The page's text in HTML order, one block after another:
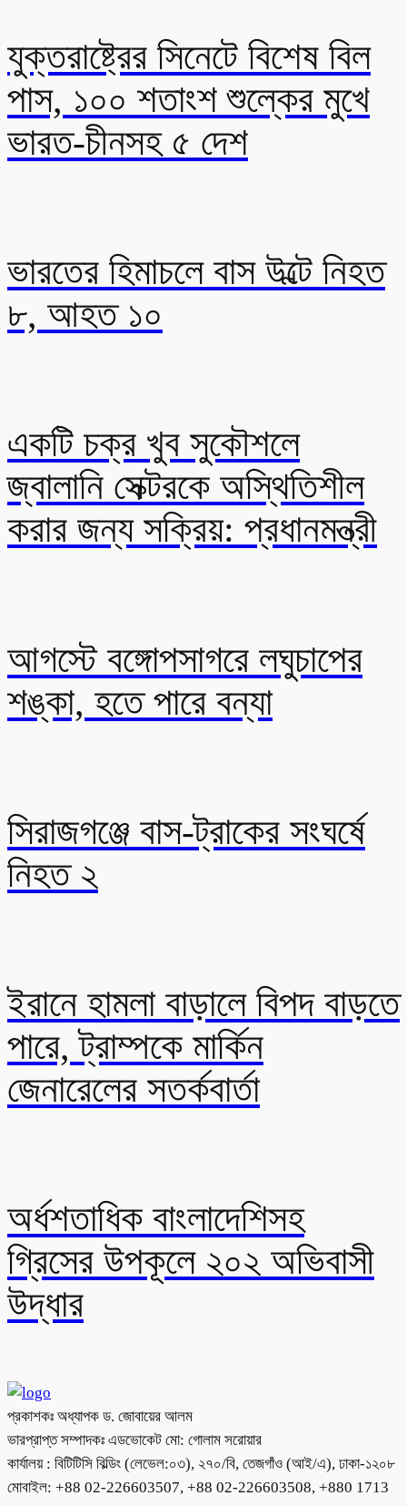
যুক্তরাষ্ট্রের সিনেটে বিশেষ বিল
পাস, ১০০ শতাংশ শুল্কের মুখে
ভারত-চীনসহ ৫ দেশ
ভারতের হিমাচলে বাস উল্টে নিহত
৮, আহত ১০
একটি চক্র খুব সুকৌশলে
জ্বালানি সেক্টরকে অস্থিতিশীল
করার জন্য সক্রিয়: প্রধানমন্ত্রী
আগস্টে বঙ্গোপসাগরে লঘুচাপের
শঙ্কা, হতে পারে বন্যা
সিরাজগঞ্জে বাস-ট্রাকের সংঘর্ষে
নিহত ২
ইরানে হামলা বাড়ালে বিপদ বাড়তে
পারে, ট্রাম্পকে মার্কিন
জেনারেলের সতর্কবার্তা
অর্ধশতাধিক বাংলাদেশিসহ
গ্রিসের উপকূলে ২০২ অভিবাসী
উদ্ধার
প্রকাশকঃ অধ্যাপক ড. জোবায়ের আলম
ভারপ্রাপ্ত সম্পাদকঃ এডভোকেট মো: গোলাম সরোয়ার
কার্যালয় : বিটিটিসি বিল্ডিং (লেভেল:০৩), ২৭০/বি, তেজগাঁও (আই/এ), ঢাকা-১২০৮
মোবাইল: +88 02-226603507, +88 02-226603508, +880 1713